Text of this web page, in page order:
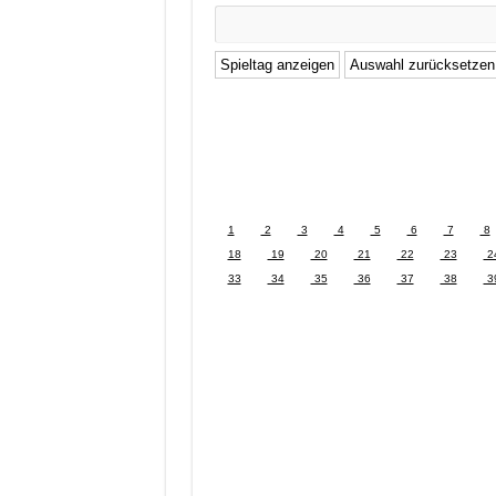
1 2 3 4 5 6 7 8
18
19 20 21 22 23
33
34 35 36 37 38